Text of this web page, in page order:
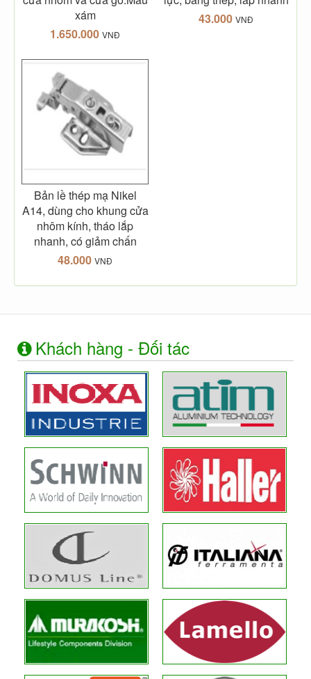
xám
1.650.000 VNĐ
43.000 VNĐ
Bản lề thép mạ Nikel
A14, dùng cho khung cửa
nhôm kính, tháo lắp
nhanh, có giảm chấn
48.000 VNĐ
Khách hàng - Đối tác